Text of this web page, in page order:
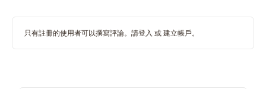
只有註冊的使用者可以撰寫評論。請登入 或 建立帳戶 。